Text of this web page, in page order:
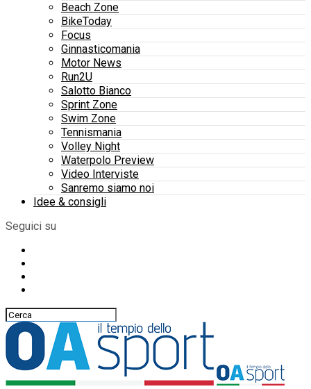
Beach Zone
BikeToday
Focus
Ginnasticomania
Motor News
Run2U
Salotto Bianco
Sprint Zone
Swim Zone
Tennismania
Volley Night
Waterpolo Preview
Video Interviste
Sanremo siamo noi
Idee & consigli
Seguici su